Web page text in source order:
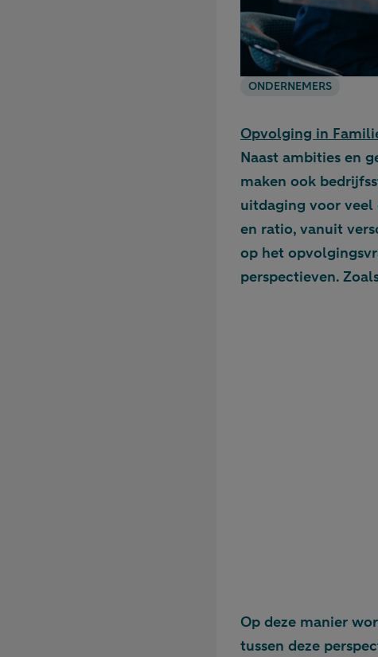
ONDERNEMERS
Opvolging in
Naast ambities en
maken ook
uitdaging voor veel
en ratio, vanuit
op het
perspectieven.
Op deze manier
tussen deze